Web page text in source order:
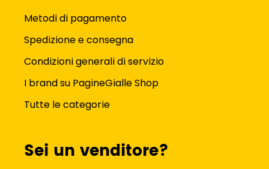
Metodi di pagamento
Spedizione e consegna
Condizioni generali di servizio
I brand su PagineGialle Shop
Tutte le categorie
Sei un venditore?